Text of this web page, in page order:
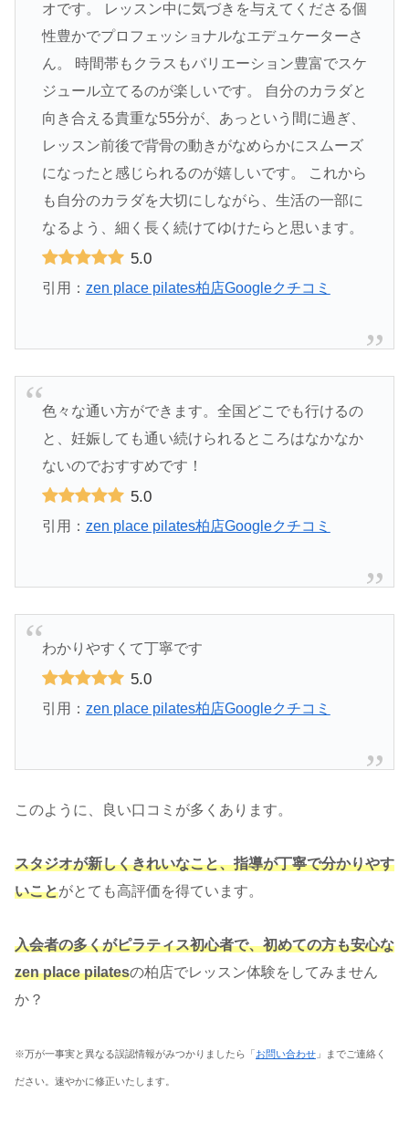
オです。 レッスン中に気づきを与えてくださる個
性豊かでプロフェッショナルなエデュケーターさ
ん。 時間帯もクラスもバリエーション豊富でスケ
ジュール立てるのが楽しいです。 自分のカラダと
向き合える貴重な55分が、あっという間に過ぎ、
レッスン前後で背骨の動きがなめらかにスムーズ
になったと感じられるのが嬉しいです。 これから
も自分のカラダを大切にしながら、生活の一部に
なるよう、細く長く続けてゆけたらと思います。
5.0
引用： zen place pilates柏店Googleクチコミ
色々な通い方ができます。全国どこでも行けるの
と、妊娠しても通い続けられるところはなかなか
ないのでおすすめです！
5.0
引用： zen place pilates柏店Googleクチコミ
わかりやすくて丁寧です
5.0
引用： zen place pilates柏店Googleクチコミ
このように、良い口コミが多くあります。
スタジオが新しくきれいなこと、指導が丁寧で分かりやす
いことがとても高評価を得ています。
入会者の多くがピラティス初心者で、初めての方も安心な
zen place pilatesの柏店でレッスン体験をしてみません
か？
※万が一事実と異なる誤認情報がみつかりましたら「 お問い合わせ 」までご連絡く
ださい。速やかに修正いたします。